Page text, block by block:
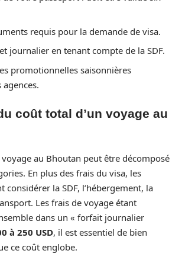
requis pour la demande de visa.
journalier en tenant compte de la SDF.
promotionnelles saisonnières
coût total d’un voyage au
voyage au Bhoutan peut être décomposé
En plus des frais du visa, les
considérer la SDF, l’hébergement, la
Les frais de voyage étant
dans un « forfait journalier
à 250 USD, il est essentiel de bien
ce coût englobe.